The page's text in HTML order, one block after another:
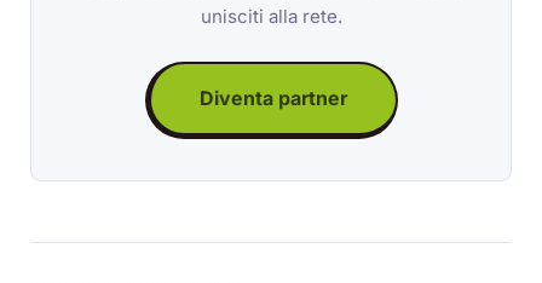
unisciti alla rete.
Diventa partner